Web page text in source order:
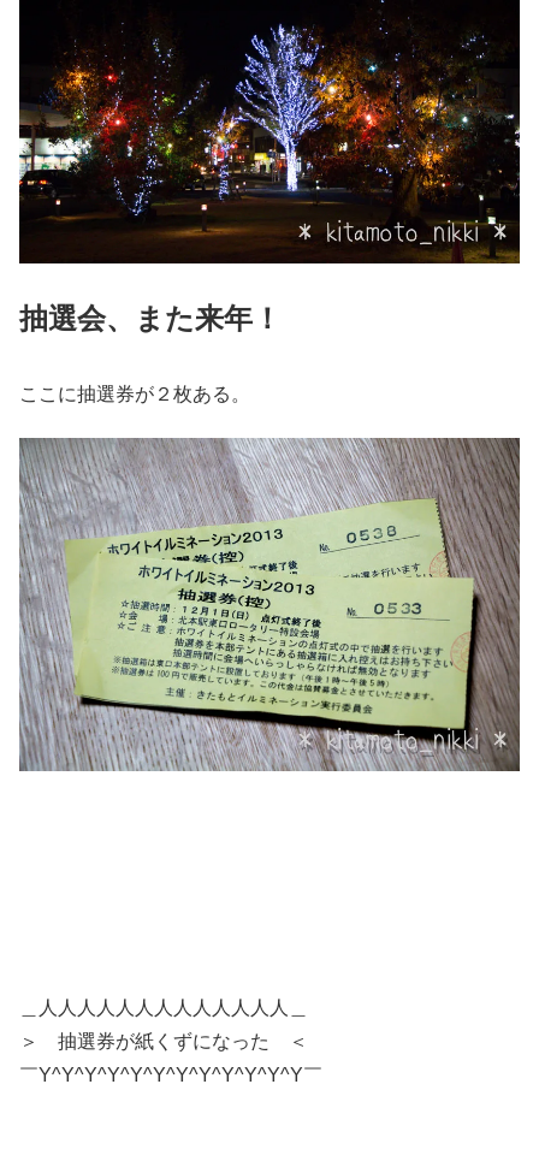
抽選会、また来年！
ここに抽選券が２枚ある。
＿人人人人人人人人人人人人人＿
＞ 抽選券が紙くずになった ＜
￣Y^Y^Y^Y^Y^Y^Y^Y^Y^Y^Y^Y￣